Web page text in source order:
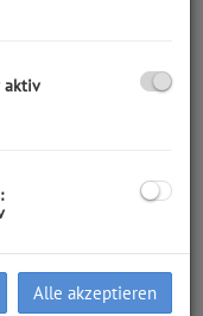
in eine
aktiv
Alle akzeptieren